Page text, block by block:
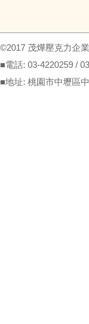
©2017 茂燁壓克力企
■電話: 03-4220259 /
■地址: 桃園市中壢區